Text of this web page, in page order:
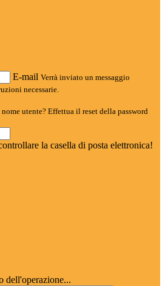
E-mail Verrà inviato un messaggio
necessarie.
utente? Effettua il reset della password
la casella di posta elettronica!
dell'operazione...